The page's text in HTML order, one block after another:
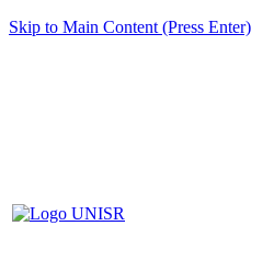
Skip to Main Content (Press Enter)